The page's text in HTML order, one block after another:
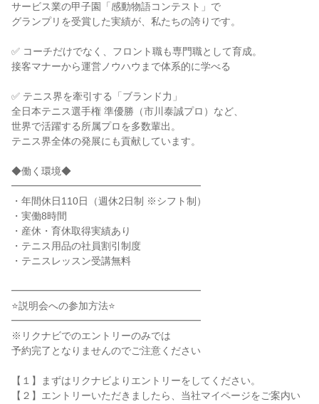
サービス業の甲子園「感動物語コンテスト」で
グランプリを受賞した実績が、私たちの誇りです。
✅ コーチだけでなく、フロント職も専門職として育成。
接客マナーから運営ノウハウまで体系的に学べる
✅ テニス界を牽引する「ブランド力」
全日本テニス選手権 準優勝（市川泰誠プロ）など、
世界で活躍する所属プロを多数輩出。
テニス界全体の発展にも貢献しています。
◆働く環境◆
━━━━━━━━━━━━━━━━━━━
・年間休日110日（週休2日制 ※シフト制）
・実働8時間
・産休・育休取得実績あり
・テニス用品の社員割引制度
・テニスレッスン受講無料
━━━━━━━━━━━━━━━━━━━
⭐説明会への参加方法⭐
━━━━━━━━━━━━━━━━━━━
※リクナビでのエントリーのみでは
予約完了となりませんのでご注意ください
【１】まずはリクナビよりエントリーをしてください。
【２】エントリーいただきましたら、当社マイページをご案内い